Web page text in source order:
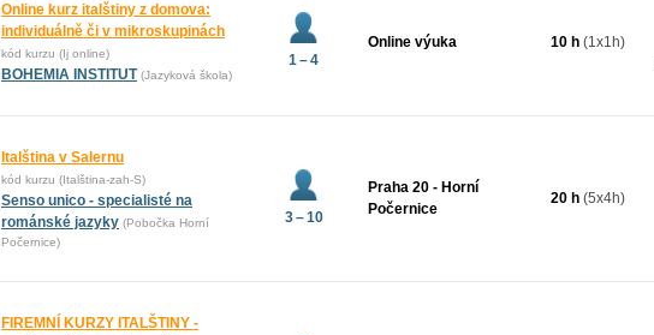
Online kurz italštiny z domova:
individuálně či v mikroskupinách
kód kurzu (Ij online)
BOHEMIA INSTITUT (Jazyková škola)
1 – 4
Online výuka 10 h (1x1h)
Italština v Salernu
kód kurzu (Italština-zah-S)
Senso unico - specialisté na
románské jazyky (Pobočka Horní
Počernice)
3 – 10
Praha 20 - Horní
Počernice
20 h (5x4h)
FIREMNÍ KURZY ITALŠTINY -